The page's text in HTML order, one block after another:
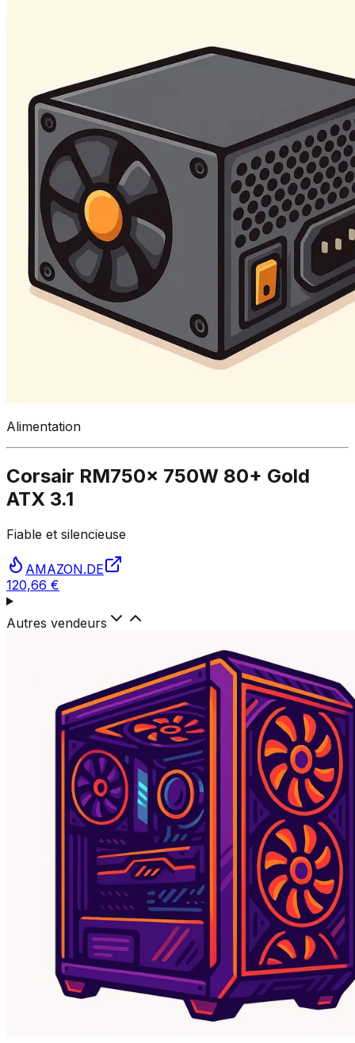
Alimentation
Corsair RM750x 750W 80+ Gold
ATX 3.1
Fiable et silencieuse
AMAZON.DE
120,66 €
Autres vendeurs